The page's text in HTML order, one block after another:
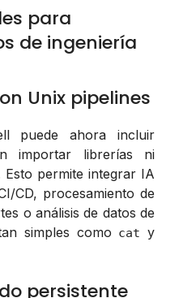
para
de ingeniería
Unix pipelines
puede ahora incluir
importar librerías ni
permite integrar IA
CD, procesamiento de
o análisis de datos de
simples como cat y
persistente